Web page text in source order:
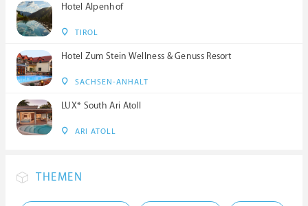
Hotel Alpenhof
TIROL
Hotel Zum Stein Wellness & Genuss Resort
SACHSEN-ANHALT
LUX* South Ari Atoll
ARI ATOLL
THEMEN